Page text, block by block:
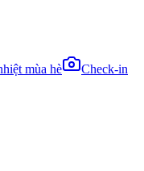
mùa hè
Check-in